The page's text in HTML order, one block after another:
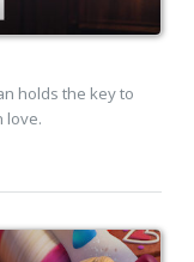
holds the key to
love.